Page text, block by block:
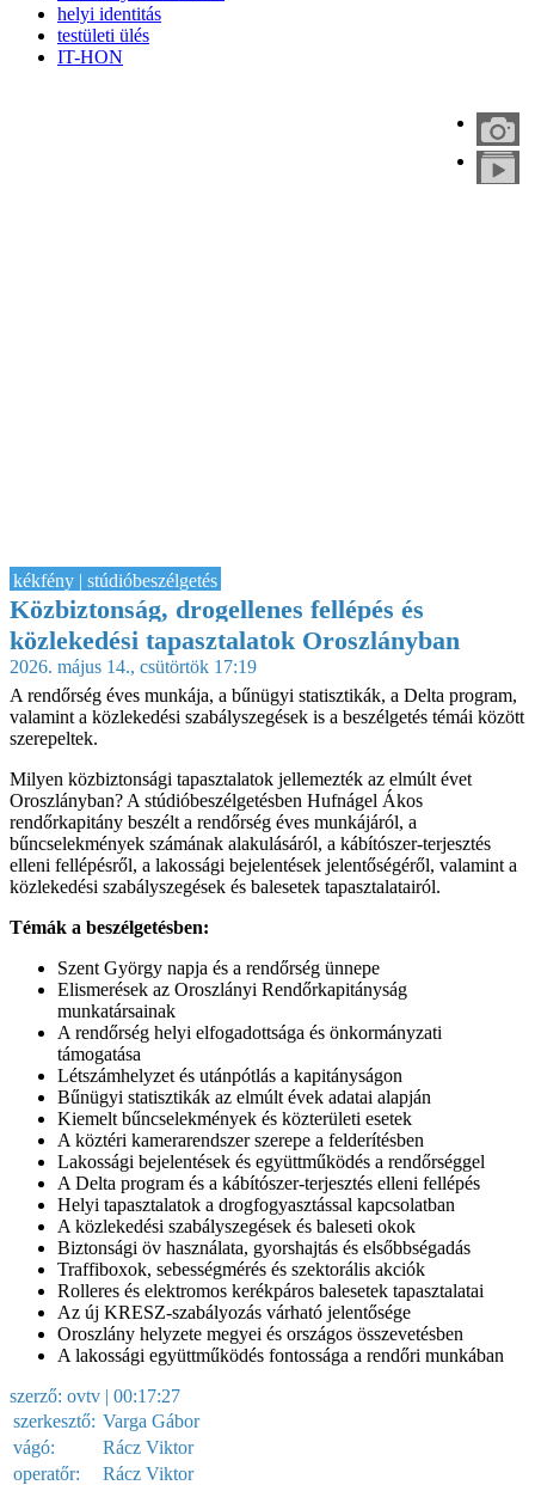
helyi identitás
testületi ülés
IT-HON
kékfény | stúdióbeszélgetés
Közbiztonság, drogellenes fellépés és
közlekedési tapasztalatok Oroszlányban
2026. május 14., csütörtök 17:19
A rendőrség éves munkája, a bűnügyi statisztikák, a Delta program,
valamint a közlekedési szabályszegések is a beszélgetés témái között
szerepeltek.
Milyen közbiztonsági tapasztalatok jellemezték az elmúlt évet
Oroszlányban? A stúdióbeszélgetésben Hufnágel Ákos
rendőrkapitány beszélt a rendőrség éves munkájáról, a
bűncselekmények számának alakulásáról, a kábítószer-terjesztés
elleni fellépésről, a lakossági bejelentések jelentőségéről, valamint a
közlekedési szabályszegések és balesetek tapasztalatairól.
Témák a beszélgetésben:
Szent György napja és a rendőrség ünnepe
Elismerések az Oroszlányi Rendőrkapitányság
munkatársainak
A rendőrség helyi elfogadottsága és önkormányzati
támogatása
Létszámhelyzet és utánpótlás a kapitányságon
Bűnügyi statisztikák az elmúlt évek adatai alapján
Kiemelt bűncselekmények és közterületi esetek
A köztéri kamerarendszer szerepe a felderítésben
Lakossági bejelentések és együttműködés a rendőrséggel
A Delta program és a kábítószer-terjesztés elleni fellépés
Helyi tapasztalatok a drogfogyasztással kapcsolatban
A közlekedési szabályszegések és baleseti okok
Biztonsági öv használata, gyorshajtás és elsőbbségadás
Traffiboxok, sebességmérés és szektorális akciók
Rolleres és elektromos kerékpáros balesetek tapasztalatai
Az új KRESZ-szabályozás várható jelentősége
Oroszlány helyzete megyei és országos összevetésben
A lakossági együttműködés fontossága a rendőri munkában
szerző: ovtv | 00:17:27
szerkesztő: Varga Gábor
vágó:
Rácz Viktor
operatőr:
Rácz Viktor